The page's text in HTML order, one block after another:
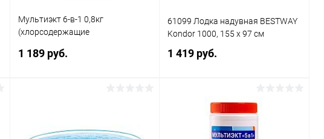
Мультиэкт 6-в-1 0,8кг
(хлорсодержащие
в картриджах, 8 картриджей по 5
1 189 руб.
Купить в 1 клик Сравнение
61099 Лодка надувная BESTWAY
Kondor 1000, 155 x 97 см
1 419 руб.
Подписаться
Купить в 1 клик Сравнение